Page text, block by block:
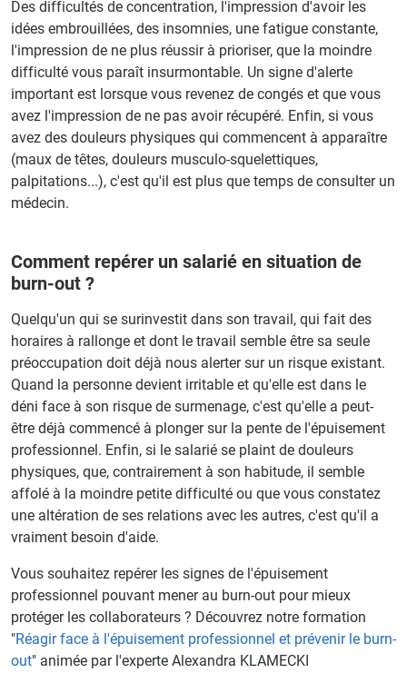
Des difficultés de concentration, l'impression d'avoir les
idées embrouillées, des insomnies, une fatigue constante,
l'impression de ne plus réussir à prioriser, que la moindre
difficulté vous paraît insurmontable. Un signe d'alerte
important est lorsque vous revenez de congés et que vous
avez l'impression de ne pas avoir récupéré. Enfin, si vous
avez des douleurs physiques qui commencent à apparaître
(maux de têtes, douleurs musculo-squelettiques,
palpitations...), c'est qu'il est plus que temps de consulter un
médecin.
Comment repérer un salarié en situation de
burn-out ?
Quelqu'un qui se surinvestit dans son travail, qui fait des
horaires à rallonge et dont le travail semble être sa seule
préoccupation doit déjà nous alerter sur un risque existant.
Quand la personne devient irritable et qu'elle est dans le
déni face à son risque de surmenage, c'est qu'elle a peut-
être déjà commencé à plonger sur la pente de l'épuisement
professionnel. Enfin, si le salarié se plaint de douleurs
physiques, que, contrairement à son habitude, il semble
affolé à la moindre petite difficulté ou que vous constatez
une altération de ses relations avec les autres, c'est qu'il a
vraiment besoin d'aide.
Vous souhaitez repérer les signes de l'épuisement
professionnel pouvant mener au burn-out pour mieux
protéger les collaborateurs ? Découvrez notre formation
"Réagir face à l'épuisement professionnel et prévenir le burn-
out" animée par l'experte Alexandra KLAMECKI